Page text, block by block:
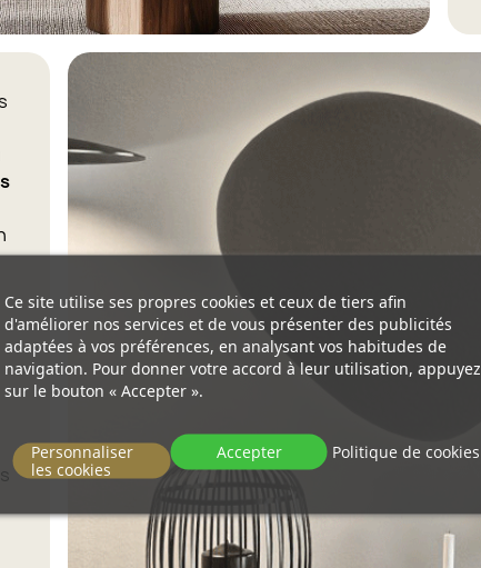
Ce site utilise ses propres cookies et ceux de tiers afin
d'améliorer nos services et de vous présenter des publicités
adaptées à vos préférences, en analysant vos habitudes de
navigation. Pour donner votre accord à leur utilisation, appuyez
sur le bouton « Accepter ».
Politique de cookies
Personnaliser
les cookies
Accepter